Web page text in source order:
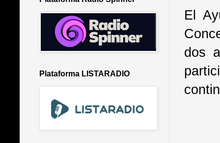
El
dos
Plataforma LISTARADIO